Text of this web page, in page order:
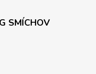
SMÍCHOV